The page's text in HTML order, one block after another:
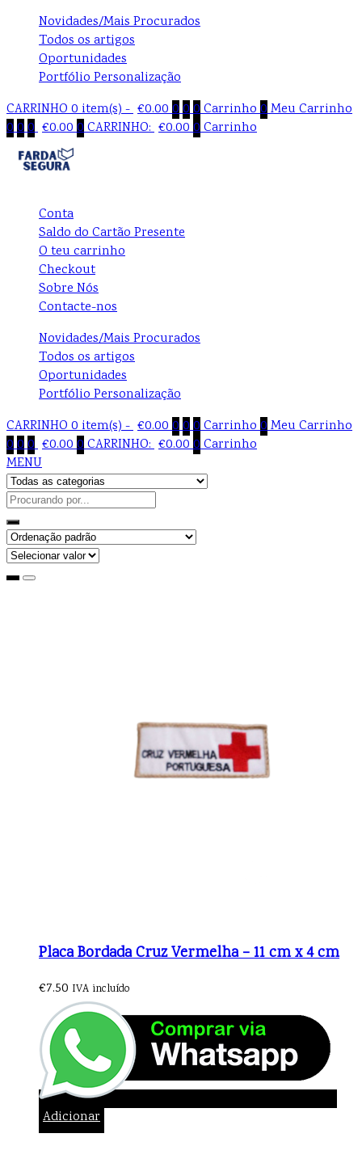
Novidades/Mais Procurados
Todos os artigos
Oportunidades
Portfólio Personalização
CARRINHO0 item(s) - €0.00000Carrinho0Meu Carrinho
000 €0.000CARRINHO: €0.000Carrinho
Conta
Saldo do Cartão Presente
O teu carrinho
Checkout
Sobre Nós
Contacte-nos
Novidades/Mais Procurados
Todos os artigos
Oportunidades
Portfólio Personalização
CARRINHO0 item(s) - €0.00000Carrinho0Meu Carrinho
000 €0.000CARRINHO: €0.000Carrinho
MENU
Placa Bordada Cruz Vermelha – 11 cm x 4 cm
€7.50 IVA incluído
Adicionar